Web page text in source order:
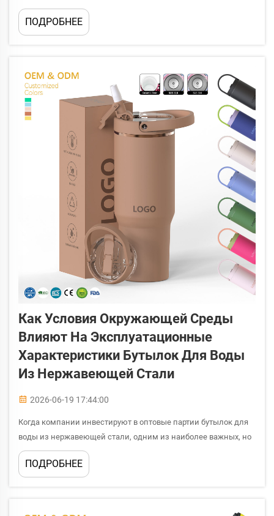
большинство людей полагают. Независимо от того, являетесь
ли вы ритейлером, закупающим оптом бутылки для воды для
ПОДРОБНЕЕ
Как Условия Окружающей Среды
Влияют На Эксплуатационные
Характеристики Бутылок Для Воды
Из Нержавеющей Стали
2026-06-19 17:44:00
Когда компании инвестируют в оптовые партии бутылок для
воды из нержавеющей стали, одним из наиболее важных, но
зачастую упускаемых из виду факторов является то, как
окружающая среда влияет на их реальные эксплуатационные
ПОДРОБНЕЕ